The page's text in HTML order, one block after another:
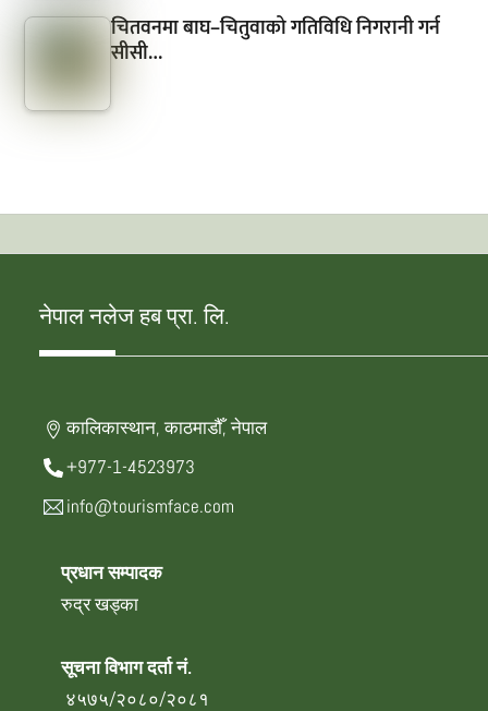
चितवनमा बाघ–चितुवाको गतिविधि निगरानी गर्न
सीसी…
नेपाल नलेज हब प्रा. लि.
कालिकास्थान, काठमाडौँ, नेपाल
+977-1-4523973
info@tourismface.com
प्रधान सम्पादक
रुद्र खड्का
सूचना विभाग दर्ता नं.
४५७५/२०८०/२०८१